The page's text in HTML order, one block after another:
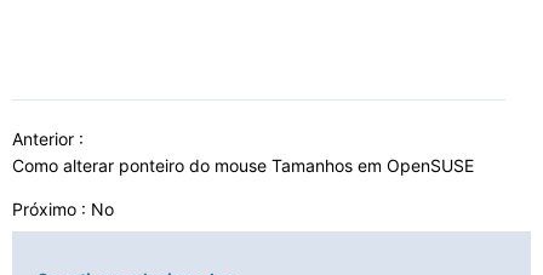
Anterior :
Como alterar ponteiro do mouse Tamanhos em OpenSUSE
Próximo : No